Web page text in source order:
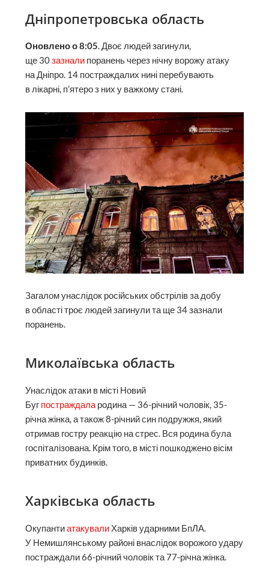
Дніпропетровська область
Оновлено о 8:05. Двоє людей загинули,
ще 30зазнали поранень через нічну ворожу атаку
на Дніпро. 14 постраждалих нині перебувають
в лікарні, п’ятеро з них у важкому стані.
Загалом унаслідок російських обстрілів за добу
в області троє людей загинули та ще 34 зазнали
поранень.
Миколаївська область
Унаслідок атаки в місті Новий
Буг постраждала родина — 36-річний чоловік, 35-
річна жінка, а також 8-річний син подружжя, який
отримав гостру реакцію на стрес. Вся родина була
госпіталізована. Крім того, в місті пошкоджено вісім
приватних будинків.
Харківська область
Окупантиатакували Харків ударними БпЛА.
У Немишлянському районі внаслідок ворожого удару
постраждали 66-річний чоловік та 77-річна жінка.